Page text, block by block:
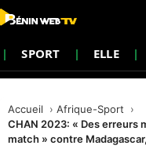
SPORT ELLE
Accueil
Afrique-Sport
CHAN 2023: « Des erreurs
match » contre